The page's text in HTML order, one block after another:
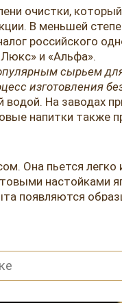
очистки,
В меньшей
российского
и «Альфа».
сырьем
изготовления
На заводах
напитки также
Она пьется
настойками
появляются
и